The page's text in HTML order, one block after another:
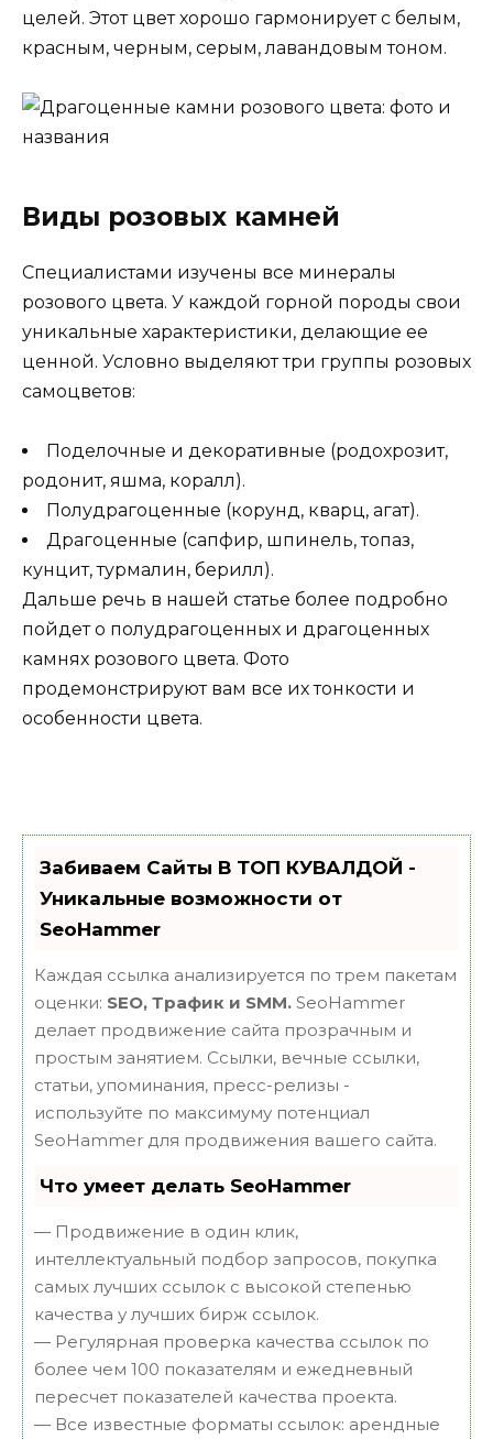
целей. Этот цвет хорошо гармонирует с белым,
красным, черным, серым, лавандовым тоном.
Виды розовых камней
Специалистами изучены все минералы
розового цвета. У каждой горной породы свои
уникальные характеристики, делающие ее
ценной. Условно выделяют три группы розовых
самоцветов:
Поделочные и декоративные (родохрозит,
родонит, яшма, коралл).
Полудрагоценные (корунд, кварц, агат).
Драгоценные (сапфир, шпинель, топаз,
кунцит, турмалин, берилл).
Дальше речь в нашей статье более подробно
пойдет о полудрагоценных и драгоценных
камнях розового цвета. Фото
продемонстрируют вам все их тонкости и
особенности цвета.
Забиваем Сайты В ТОП КУВАЛДОЙ -
Уникальные возможности от
SeoHammer
Каждая ссылка анализируется по трем пакетам
оценки: SEO, Трафик и SMM. SeoHammer
делает продвижение сайта прозрачным и
простым занятием. Ссылки, вечные ссылки,
статьи, упоминания, пресс-релизы -
используйте по максимуму потенциал
SeoHammer для продвижения вашего сайта.
Что умеет делать SeoHammer
— Продвижение в один клик,
интеллектуальный подбор запросов, покупка
самых лучших ссылок с высокой степенью
качества у лучших бирж ссылок.
— Регулярная проверка качества ссылок по
более чем 100 показателям и ежедневный
пересчет показателей качества проекта.
— Все известные форматы ссылок: арендные